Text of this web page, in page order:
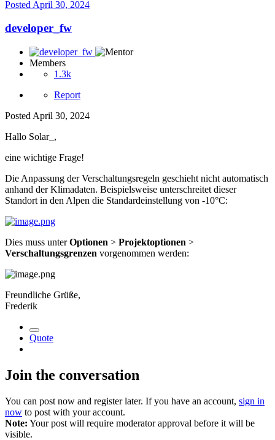
Posted April 30, 2024
developer_fw
Members
1.3k
Report
Posted April 30, 2024
Hallo Solar_,
eine wichtige Frage!
Die Anpassung der Verschaltungsregeln geschieht nicht automatisch
anhand der Klimadaten. Beispielsweise unterschreitet dieser
Standort in den Alpen die Standardeinstellung von -10°C:
Dies muss unterOptionen > Projektoptionen >
Verschaltungsgrenzen vorgenommen werden:
Freundliche Grüße,
Frederik
Quote
Join the conversation
You can post now and register later. If you have an account, sign in
now to post with your account.
Note: Your post will require moderator approval before it will be
visible.